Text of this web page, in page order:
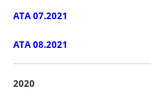
ATA 07.2021
ATA 08.2021
2020